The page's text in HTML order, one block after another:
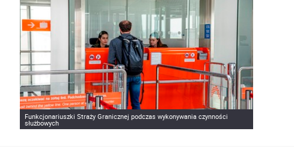
Funkcjonariuszki Straży Granicznej podczas wykonywania czynności
służbowych